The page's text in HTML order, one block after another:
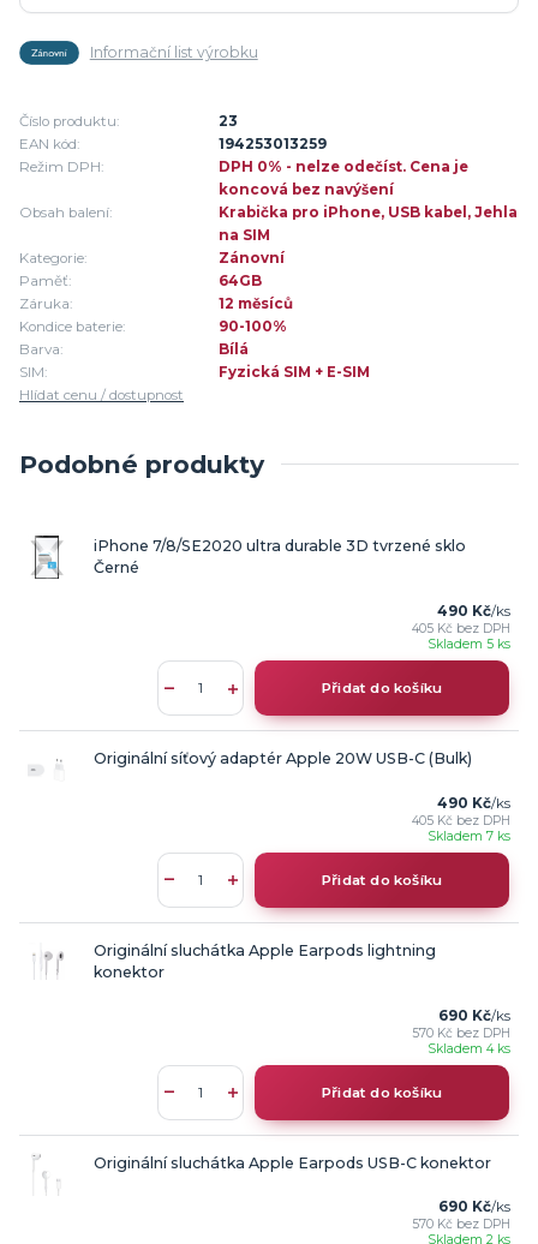
Informační list výrobku
Číslo produktu:
23
EAN kód:
194253013259
Režim DPH:
DPH 0% - nelze odečíst. Cena je
koncová bez navýšení
Obsah balení:
Krabička pro iPhone, USB kabel, Jehla
na SIM
Kategorie:
Zánovní
Paměť:
64GB
Záruka:
12 měsíců
Kondice baterie:
90-100%
Barva:
Bílá
SIM:
Fyzická SIM + E-SIM
Hlídat cenu / dostupnost
Podobné produkty
iPhone 7/8/SE2020 ultra durable 3D tvrzené sklo
Černé
490 Kč/ks
405 Kč bez DPH
Skladem 5 ks
Přidat do košíku
Originální síťový adaptér Apple 20W USB-C (Bulk)
490 Kč/ks
405 Kč bez DPH
Skladem 7 ks
Přidat do košíku
Originální sluchátka Apple Earpods lightning
konektor
690 Kč/ks
570 Kč bez DPH
Skladem 4 ks
Přidat do košíku
Originální sluchátka Apple Earpods USB-C konektor
690 Kč/ks
570 Kč bez DPH
Skladem 2 ks